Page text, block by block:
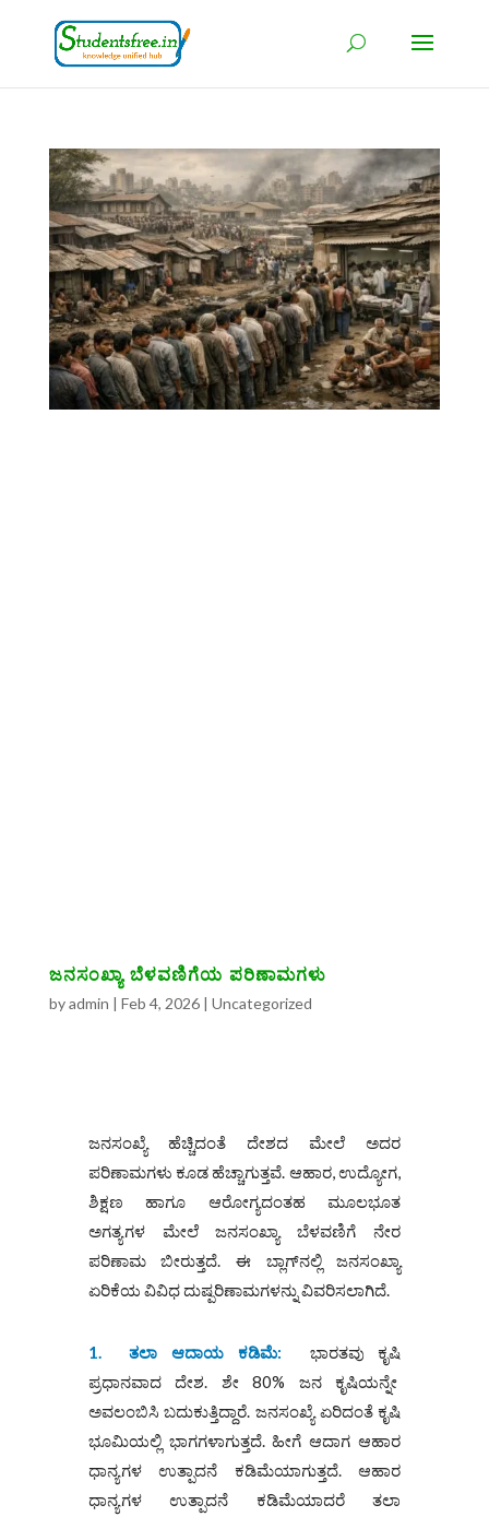
ಜನಸಂಖ್ಯಾ ಬೆಳವಣಿಗೆಯ ಪರಿಣಾಮಗಳು
byadmin | Feb 4, 2026| Uncategorized
ಜನಸಂಖ್ಯೆ ಹೆಚ್ಚಿದಂತೆ ದೇಶದ ಮೇಲೆ ಅದರ
ಪರಿಣಾಮಗಳು ಕೂಡ ಹೆಚ್ಚಾಗುತ್ತವೆ. ಆಹಾರ, ಉದ್ಯೋಗ,
ಶಿಕ್ಷಣ ಹಾಗೂ ಆರೋಗ್ಯದಂತಹ ಮೂಲಭೂತ
ಅಗತ್ಯಗಳ ಮೇಲೆ ಜನಸಂಖ್ಯಾ ಬೆಳವಣಿಗೆ ನೇರ
ಪರಿಣಾಮ ಬೀರುತ್ತದೆ. ಈ ಬ್ಲಾಗ್‌ನಲ್ಲಿ ಜನಸಂಖ್ಯಾ
ಏರಿಕೆಯ ವಿವಿಧ ದುಷ್ಪರಿಣಾಮಗಳನ್ನು ವಿವರಿಸಲಾಗಿದೆ.
1. ತಲಾ ಆದಾಯ ಕಡಿಮೆ: ಭಾರತವು ಕೃಷಿ
ಪ್ರಧಾನವಾದ ದೇಶ. ಶೇ 80% ಜನ ಕೃಷಿಯನ್ನೇ
ಅವಲಂಬಿಸಿ ಬದುಕುತ್ತಿದ್ದಾರೆ. ಜನಸಂಖ್ಯೆ ಏರಿದಂತೆ ಕೃಷಿ
ಭೂಮಿಯಲ್ಲಿ ಭಾಗಗಳಾಗುತ್ತದೆ. ಹೀಗೆ ಆದಾಗ ಆಹಾರ
ಧಾನ್ಯಗಳ ಉತ್ಪಾದನೆ ಕಡಿಮೆಯಾಗುತ್ತದೆ. ಆಹಾರ
ಧಾನ್ಯಗಳ ಉತ್ಪಾದನೆ ಕಡಿಮೆಯಾದರೆ ತಲಾ